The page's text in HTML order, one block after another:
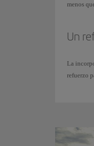
menos
Un
La
refuerzo